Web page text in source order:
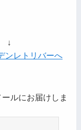
↓
ルにお届けしま